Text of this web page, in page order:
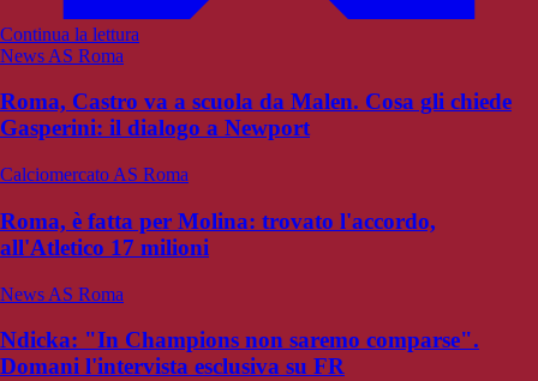
Continua la lettura
News AS Roma
Roma, Castro va a scuola da Malen. Cosa gli chiede
Gasperini: il dialogo a Newport
Calciomercato AS Roma
Roma, è fatta per Molina: trovato l'accordo,
all'Atletico 17 milioni
News AS Roma
Ndicka: "In Champions non saremo comparse".
Domani l'intervista esclusiva su FR